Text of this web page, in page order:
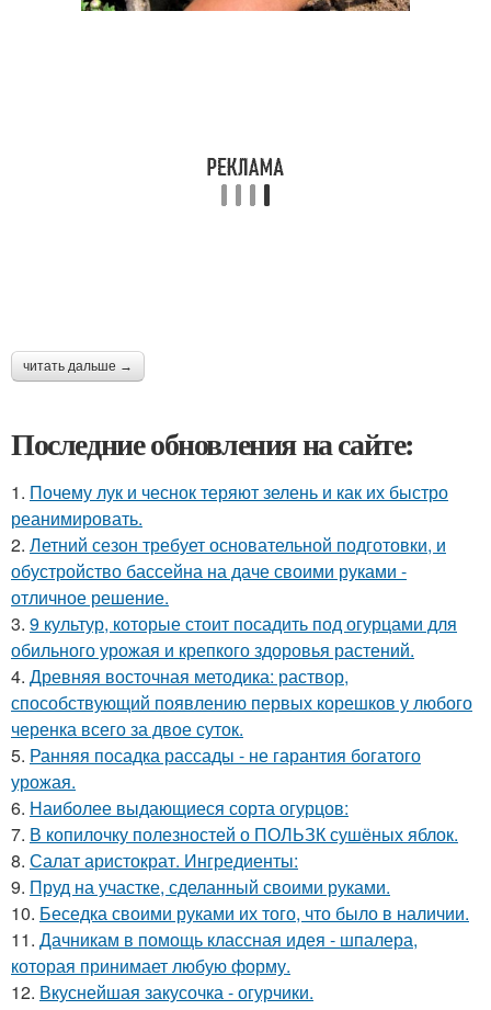
читать дальше →
Последние обновления на сайте:
1. Почему лук и чеснок теряют зелень и как их быстро
реанимировать.
2. Летний сезон требует основательной подготовки, и
обустройство бассейна на даче своими руками -
отличное решение.
3. 9 культур, которые стоит посадить под огурцами для
обильного урожая и крепкого здоровья растений.
4. Древняя восточная методика: раствор,
способствующий появлению первых корешков у любого
черенка всего за двое суток.
5. Ранняя посадка рассады - не гарантия богатого
урожая.
6. Наиболее выдающиеся сорта огурцов:
7. В копилочку полезностей о ПОЛЬЗК сушёных яблок.
8. Салат аристократ. Ингредиенты:
9. Пруд на участке, сделанный своими руками.
10. Беседка своими руками их того, что было в наличии.
11. Дачникам в помощь классная идея - шпалера,
которая принимает любую форму.
12. Вкуснейшая закусочка - огурчики.